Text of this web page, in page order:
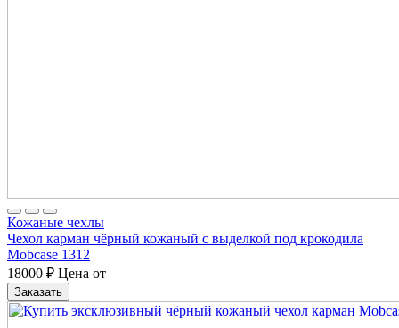
Кожаные чехлы
Чехол карман чёрный кожаный с выделкой под крокодила
Mobcase 1312
18000 ₽ Цена от
Заказать